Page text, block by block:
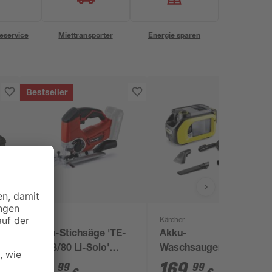
Miettransporter Energie sparen
Bestseller
Akku-Stichsäge 'TE-
JS 18/80 Li-Solo'
ohne Akku und
99
Kärcher
Akku-
Waschsauger 'SE 3-
18 Compact' ohne
99